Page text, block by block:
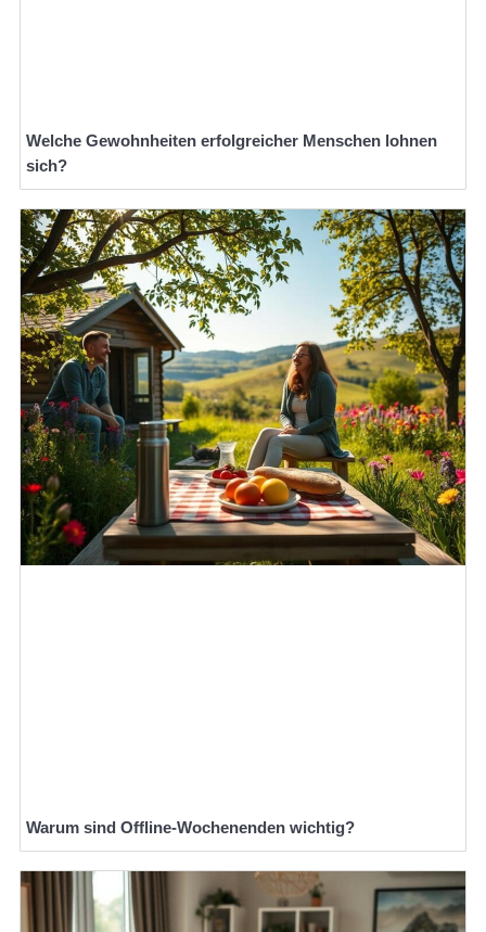
Welche Gewohnheiten erfolgreicher Menschen lohnen
sich?
Warum sind Offline-Wochenenden wichtig?